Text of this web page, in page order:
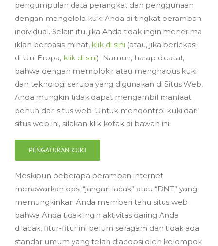
pengumpulan data perangkat dan penggunaan
dengan mengelola kuki Anda di tingkat peramban
individual. Selain itu, jika Anda tidak ingin menerima
iklan berbasis minat, klik di sini (atau, jika berlokasi
di Uni Eropa, klik di sini). Namun, harap dicatat,
bahwa dengan memblokir atau menghapus kuki
dan teknologi serupa yang digunakan di Situs Web,
Anda mungkin tidak dapat mengambil manfaat
penuh dari situs web. Untuk mengontrol kuki dari
situs web ini, silakan klik kotak di bawah ini:
PENGATURAN KUKI
Meskipun beberapa peramban internet
menawarkan opsi “jangan lacak” atau “DNT” yang
memungkinkan Anda memberi tahu situs web
bahwa Anda tidak ingin aktivitas daring Anda
dilacak, fitur-fitur ini belum seragam dan tidak ada
standar umum yang telah diadopsi oleh kelompok